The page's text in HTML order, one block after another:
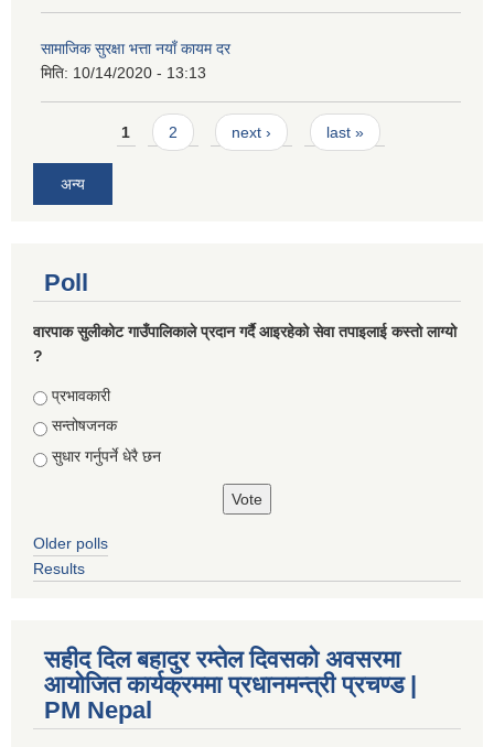
सामाजिक सुरक्षा भत्ता नयाँ कायम दर
मिति: 10/14/2020 - 13:13
Pages1 2 next › last »
अन्य
Poll
वारपाक सुलीकोट गाउँपालिकाले प्रदान गर्दै आइरहेको सेवा तपाइलाई कस्तो लाग्यो
?
Choices
प्रभावकारी
सन्तोषजनक
सुधार गर्नुपर्ने धेरै छन
Older polls
Results
सहीद दिल बहादुर रम्तेल दिवसको अवसरमा
आयोजित कार्यक्रममा प्रधानमन्त्री प्रचण्ड |
PM Nepal